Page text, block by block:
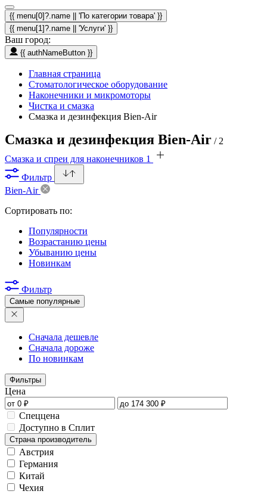
{{ menu[0]?.name || 'По категории товара' }}
{{ menu[1]?.name || 'Услуги' }}
Ваш город:
{{ authNameButton }}
Главная страница
Стоматологическое оборудование
Наконечники и микромоторы
Чистка и смазка
Смазка и дезинфекция Bien-Air
Смазка и дезинфекция Bien-Air / 2
Смазка и спреи для наконечников 1
Фильтр
Bien-Air
Сортировать по:
Популярности
Возрастанию цены
Убыванию цены
Новинкам
Фильтр
Самые популярные
Сначала дешевле
Сначала дороже
По новинкам
Фильтры
Цена
Спеццена
Доступно в Сплит
Страна производитель
Австрия
Германия
Китай
Чехия